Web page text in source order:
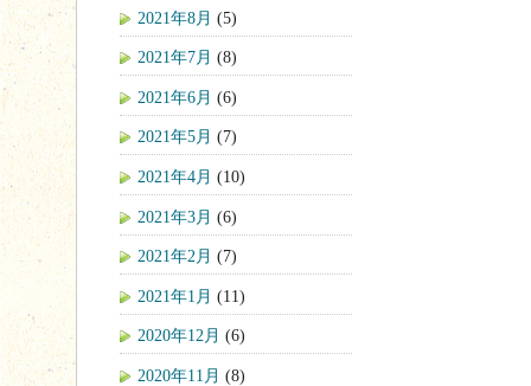
2021年8月 (5)
2021年7月 (8)
2021年6月 (6)
2021年5月 (7)
2021年4月 (10)
2021年3月 (6)
2021年2月 (7)
2021年1月 (11)
2020年12月 (6)
2020年11月 (8)